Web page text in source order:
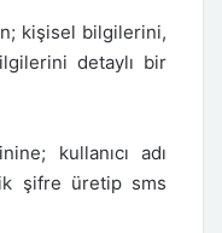
kişisel bilgilerini,
detaylı bir
kullanıcı adı
şifre üretip sms